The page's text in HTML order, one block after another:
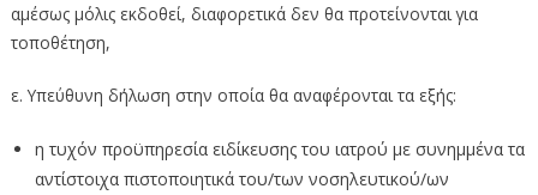
αμέσως μόλις εκδοθεί, διαφορετικά δεν θα προτείνονται για
τοποθέτηση,
ε. Υπεύθυνη δήλωση στην οποία θα αναφέρονται τα εξής:
η τυχόν προϋπηρεσία ειδίκευσης του ιατρού με συνημμένα τα
αντίστοιχα πιστοποιητικά του/των νοσηλευτικού/ων